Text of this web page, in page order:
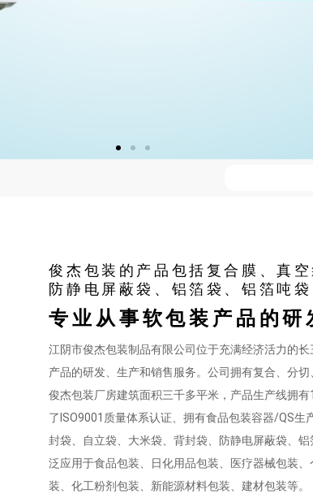
h
俊杰包装的产品包括复合膜、真
防静电屏蔽袋、铝箔袋、铝箔吨
专业从事软包装产品的研
江阴市俊杰包装制品有限公司位于充满经济活力的
产品的研发、生产和销售服务。公司拥有复合、分
俊杰包装厂房建筑面积三千多平米，产品生产线拥
了ISO9001质量体系认证、拥有食品包装容器/QS
封袋、自立袋、大米袋、背封袋、防静电屏蔽袋、
泛应用于食品包装、日化用品包装、医疗器械包装
装、化工粉剂包装、新能源材料包装、建材包装等。